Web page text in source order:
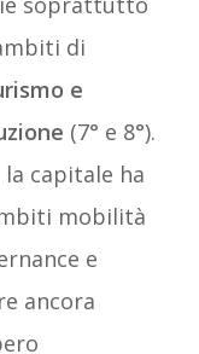
di
e
(7° e 8°).
capitale ha
mobilità
e
ancora